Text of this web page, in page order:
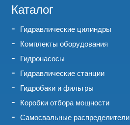
Каталог
Гидравлические цилиндры
Комплекты оборудования
Гидронасосы
Гидравлические станции
Гидробаки и фильтры
Коробки отбора мощности
Самосвальные распределители